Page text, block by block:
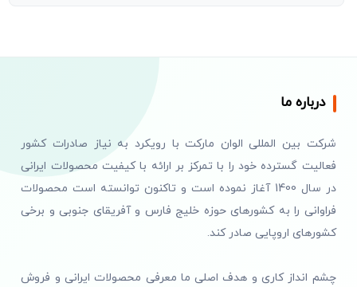
درباره ما
شرکت بین المللی الوان مارکت با رویکرد به نیاز صادرات کشور
فعالیت گسترده خود را با تمرکز بر ارائه با کیفیت محصولات ایرانی
در سال 1400 آغاز نموده است و تاکنون توانسته است محصولات
فراوانی را به کشورهای حوزه خلیج فارس و آفریقای جنوبی و برخی
کشورهای اروپایی صادر کند.
چشم انداز کاری و هدف اصلی ما معرفی محصولات ایرانی و فروش